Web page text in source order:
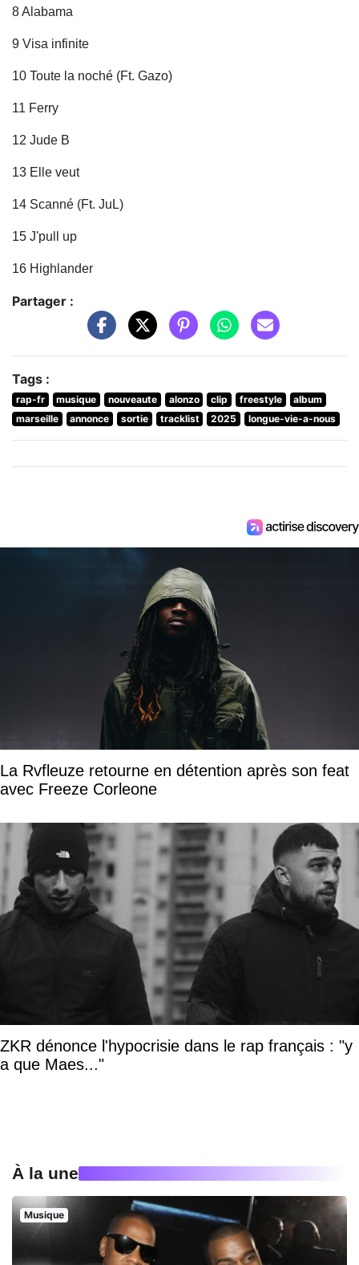
8 Alabama
9 Visa infinite
10 Toute la noché (Ft. Gazo)
11 Ferry
12 Jude B
13 Elle veut
14 Scanné (Ft. JuL)
15 J'pull up
16 Highlander
Partager :
Tags :
rap-fr musique nouveaute alonzo clip freestyle
album
marseille
annonce sortie tracklist 2025 longue-vie-a-nous
La Rvfleuze retourne en détention après son feat
avec Freeze Corleone
ZKR dénonce l'hypocrisie dans le rap français : "y
a que Maes..."
À la une
Musique